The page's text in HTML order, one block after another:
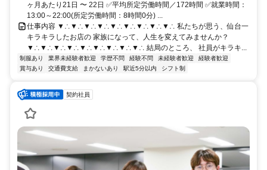
ヶ月あたり21日 〜 22日 ✅平均所定労働時間／172時間 ✅就業時間：
13:00～22:00(所定労働時間：8時間0分) ...
仕事内容 ▼∴▼∴▼∴▼∴▼∴▼∴▼∴▼∴▼∴ 私たちが思う、仙台一
キラキラしたお店の 家族になって、人生を変えてみませんか？
▼∴▼∴▼∴▼∴▼∴▼∴▼∴▼∴▼∴ 結局のところ、 社員がキラキ...
制服あり 業界未経験者歓迎 学歴不問 経験不問 未経験者歓迎
経験者歓迎
賞与あり
交通費支給 まかないあり 駅近5分以内 シフト制
契約社員